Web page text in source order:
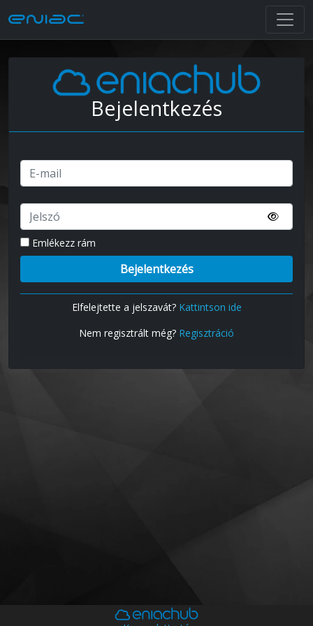
Bejelentkezés
Emlékezz rám
Elfelejtette a jelszavát? Kattintson ide
Nem regisztrált még? Regisztráció